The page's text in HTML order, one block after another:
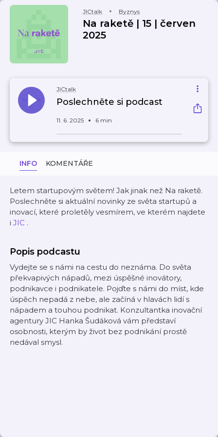
JICtalk Byznys
Na raketě | 15 | červen
2025
JICtalk
Poslechněte si podcast
11. 6. 2025 6 min
INFO KOMENTÁŘE
Letem startupovým světem! Jak jinak než Na raketě.
Poslechněte si aktuální novinky ze světa startupů a
inovací, které proletěly vesmírem, ve kterém najdete
i ⁠⁠⁠⁠⁠⁠⁠⁠⁠⁠⁠JIC⁠⁠⁠⁠⁠⁠⁠⁠⁠⁠⁠ .
Popis podcastu
Vydejte se s námi na cestu do neznáma. Do světa
překvapivých nápadů, mezi úspěšné inovátory,
podnikavce i podnikatele. Pojďte s námi do míst, kde
úspěch nepadá z nebe, ale začíná v hlavách lidí s
nápadem a touhou podnikat. Konzultantka inovační
agentury JIC Hanka Šudáková vám představí
osobnosti, kterým by život bez podnikání prostě
nedával smysl.